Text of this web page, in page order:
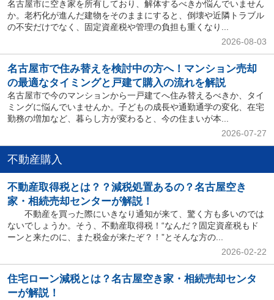
名古屋市に空き家を所有しており、解体するべきか悩んでいません
か。老朽化が進んだ建物をそのままにすると、倒壊や近隣トラブル
の不安だけでなく、固定資産税や管理の負担も重くなり...
2026-08-03
名古屋市で住み替えを検討中の方へ！マンション売却
の最適なタイミングと戸建て購入の流れを解説
名古屋市で今のマンションから一戸建てへ住み替えるべきか、タイ
ミングに悩んでいませんか。子どもの成長や通勤通学の変化、在宅
勤務の増加など、暮らし方が変わると、今の住まいが本...
2026-07-27
不動産購入
不動産取得税とは？？減税処置あるの？名古屋空き
家・相続売却センターが解説！
不動産を買った際にいきなり通知が来て、驚く方も多いのでは
ないでしょうか。そう、不動産取得税！“なんだ？固定資産税もド
ーンと来たのに、また税金が来たぞ？！”とそんな方の...
2026-02-22
住宅ローン減税とは？名古屋空き家・相続売却センタ
ーが解説！